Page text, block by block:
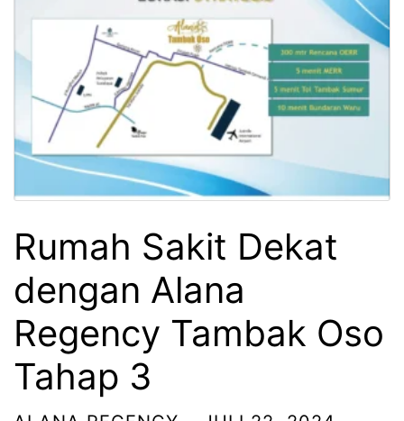
Rumah Sakit Dekat
dengan Alana
Regency Tambak Oso
Tahap 3